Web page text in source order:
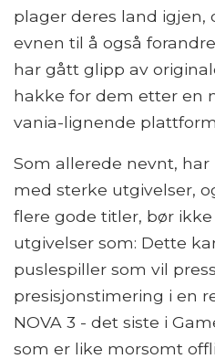
plager deres land igjen,
evnen til å også
har gått glipp av
hakke for dem etter en
vania-lignende
Som allerede nevnt,
med sterke utgivelser,
flere gode titler, bør
utgivelser som: Dette
puslespiller som vil
presisjonstimering i en
NOVA 3 - det siste i
som er like morsomt